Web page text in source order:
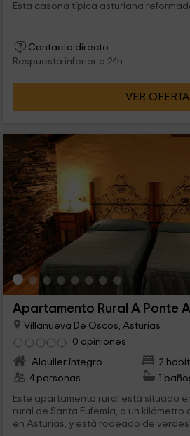
Esta casona típica asturiana
Contacto directo
Respuesta inferior a 24h
VER OFERTA
Apartamento Rural A Ponte A
Villanueva De Oscos, Asturias
0 opiniones
Alquiler íntegro
2
4 personas
1
Este apartamento rural está situado
rural de Santa Eufemia, a un kilómetro
en Asturias, y está rodeado de verdes